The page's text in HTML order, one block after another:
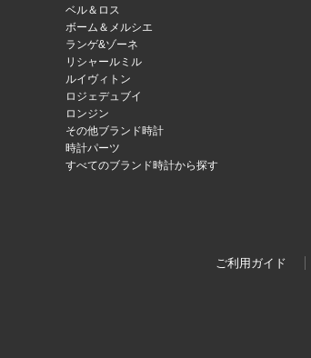
ベル＆ロス
ボーム＆メルシエ
ランゲ&ゾーネ
リシャールミル
ルイヴィトン
ロジェデュブイ
ロンジン
その他ブランド時計
時計パーツ
すべてのブランド時計から探す
ご利用ガイド